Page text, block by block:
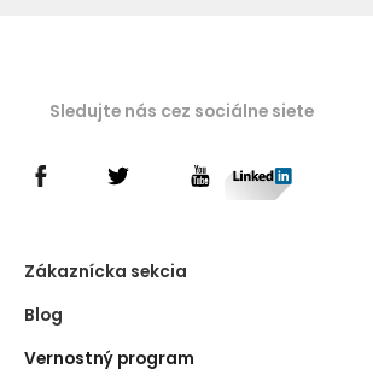
Sledujte nás cez sociálne siete
Zákaznícka sekcia
Blog
Vernostný program